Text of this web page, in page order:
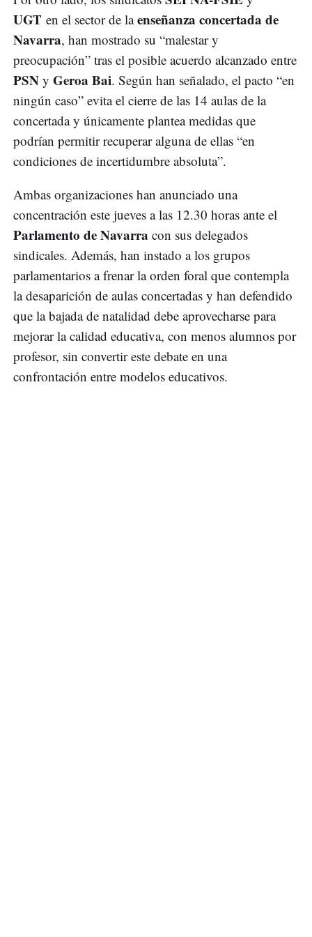
UGT en el sector de laenseñanza concertada de
Navarra, han mostrado su “malestar y
preocupación” tras el posible acuerdo alcanzado entre
PSN y Geroa Bai. Según han señalado, el pacto “en
ningún caso” evita el cierre de las 14 aulas de la
concertada y únicamente plantea medidas que
podrían permitir recuperar alguna de ellas “en
condiciones de incertidumbre absoluta”.
Ambas organizaciones han anunciado una
concentración este jueves a las 12.30 horas ante el
Parlamento de Navarra con sus delegados
sindicales. Además, han instado a los grupos
parlamentarios a frenar la orden foral que contempla
la desaparición de aulas concertadas y han defendido
que la bajada de natalidad debe aprovecharse para
mejorar la calidad educativa, con menos alumnos por
profesor, sin convertir este debate en una
confrontación entre modelos educativos.